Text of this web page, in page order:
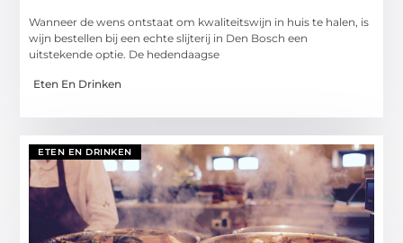
Wanneer de wens ontstaat om kwaliteitswijn in huis te halen, is
wijn bestellen bij een echte slijterij in Den Bosch een
uitstekende optie. De hedendaagse
Eten En Drinken
ETEN EN DRINKEN